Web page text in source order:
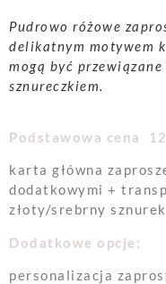
Pudrowo różowe
delikatnym motywem
mogą być
sznureczkiem.
Podstawowa cena
karta główna
dodatkowymi +
złoty/srebrny
Dodatkowe opcje:
personalizacja